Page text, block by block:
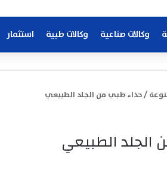
وكالات صناعية وكالات طبية استثمار
/حذاء طبي من الجلد الطبيعي
الجلد الطبيعي